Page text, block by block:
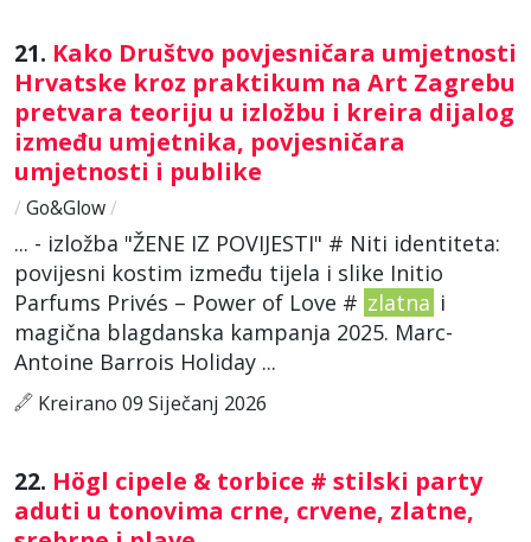
21. Kako Društvo povjesničara umjetnosti
Hrvatske kroz praktikum na Art Zagrebu
pretvara teoriju u izložbu i kreira dijalog
između umjetnika, povjesničara
umjetnosti i publike
/ Go&Glow/
... - izložba "ŽENE IZ POVIJESTI" # Niti identiteta:
povijesni kostim između tijela i slike Initio
Parfums Privés – Power of Love # zlatna i
magična blagdanska kampanja 2025. Marc-
Antoine Barrois Holiday ...
Kreirano 09 Siječanj 2026
22. Högl cipele & torbice # stilski party
aduti u tonovima crne, crvene, zlatne,